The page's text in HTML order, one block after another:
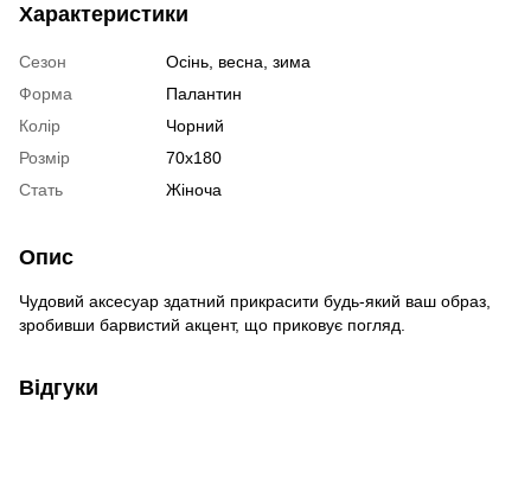
Характеристики
Сезон
Осінь, весна, зима
Форма
Палантин
Колір
Чорний
Розмір
70х180
Стать
Жіноча
Опис
Чудовий аксесуар здатний прикрасити будь-який ваш образ,
зробивши барвистий акцент, що приковує погляд.
Відгуки